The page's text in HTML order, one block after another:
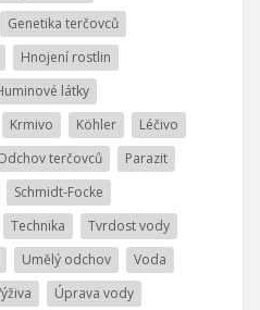
Genetika terčovců
Hnojení rostlin
látky
Krmivo Köhler
Léčivo
terčovců
Parazit
Schmidt-Focke
Technika
Tvrdost vody
Umělý odchov
Voda
Úprava vody